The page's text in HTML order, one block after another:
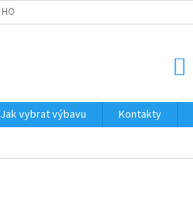
HODNOCENÍ OBCHODU
Jak vybrat výbavu Kontakty